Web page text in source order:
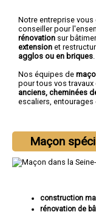
Notre entreprise
conseiller pour
rénovation sur
extension et
agglos ou en briques
Nos équipes de
pour tous vos
anciens, cheminées
escaliers, entourages
Maçon
construction
rénovation de